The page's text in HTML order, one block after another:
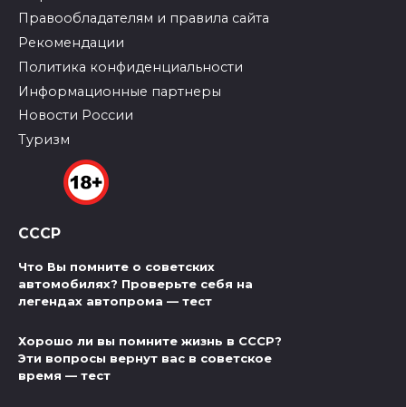
Правообладателям и правила сайта
Рекомендации
Политика конфиденциальности
Информационные партнеры
Новости России
Туризм
СССР
Что Вы помните о советских
автомобилях? Проверьте себя на
легендах автопрома — тест
Хорошо ли вы помните жизнь в СССР?
Эти вопросы вернут вас в советское
время — тест